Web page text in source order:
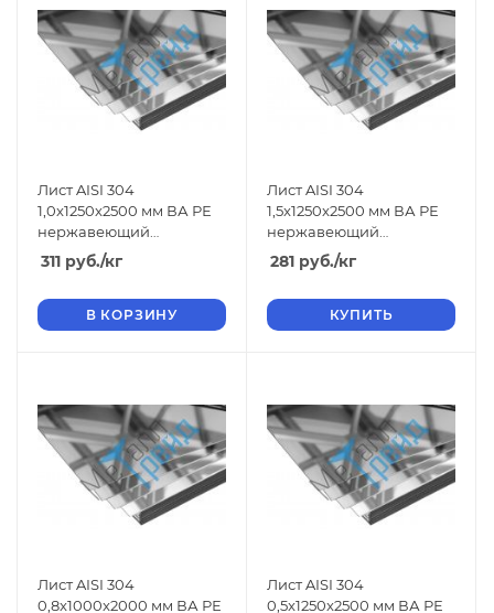
Лист AISI 304
1,0x1250x2500 мм ВА РЕ
нержавеющий
зеркальный
311 руб./кг
В КОРЗИНУ
Лист AISI 304
1,5x1250x2500 мм ВА РЕ
нержавеющий
зеркальный
281 руб./кг
КУПИТЬ
Лист AISI 304
0,8x1000x2000 мм ВА РЕ
Лист AISI 304
0,5x1250x2500 мм ВА РЕ